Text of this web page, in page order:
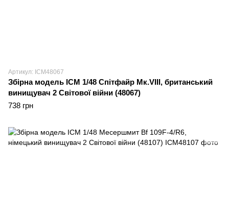
Артикул: ICM48067
Збірна модель ICM 1/48 Спітфайр Mк.VIII, британський
винищувач 2 Світової війни (48067)
738 грн